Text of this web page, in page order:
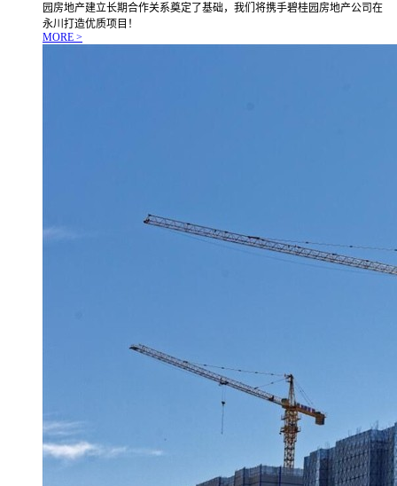
园房地产建立长期合作关系奠定了基础，我们将携手碧桂园房地产公司在
永川打造优质项目！
MORE >